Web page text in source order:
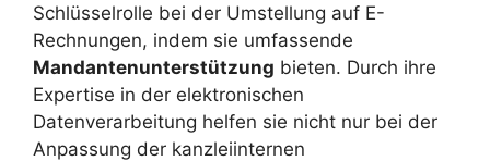
Schlüsselrolle bei der Umstellung auf E-
Rechnungen, indem sie umfassende
Mandantenunterstützung bieten. Durch ihre
Expertise in der elektronischen
Datenverarbeitung helfen sie nicht nur bei der
Anpassung der kanzleiinternen